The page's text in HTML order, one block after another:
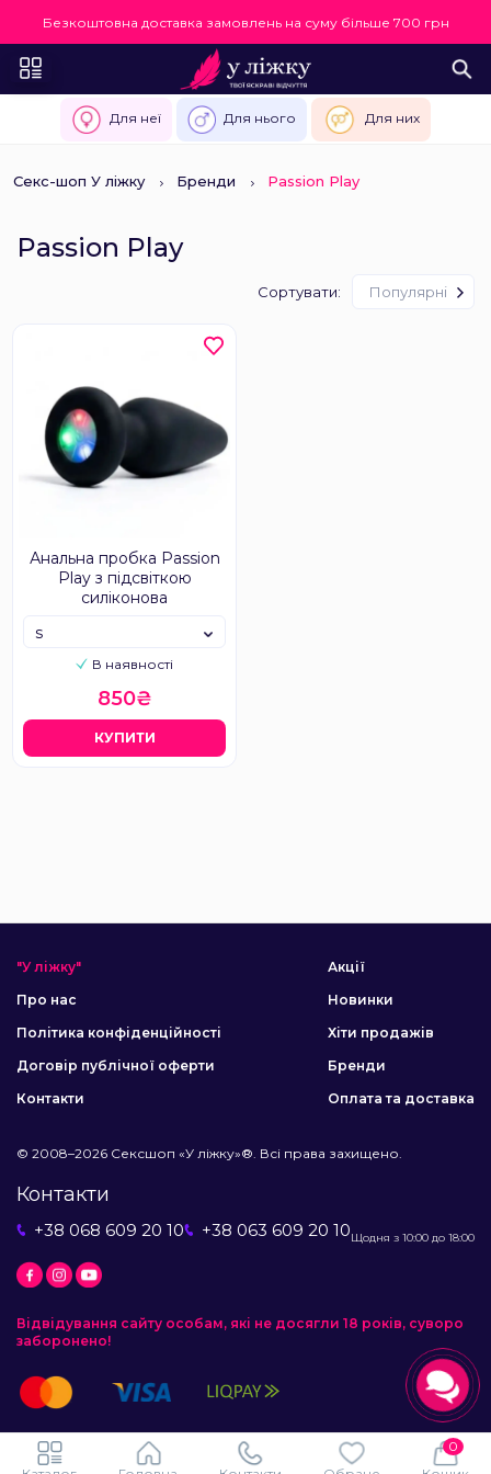
Безкоштовна доставка замовлень на суму більше 700 грн
Для неї Для нього Для них
Секс-шоп У ліжку Бренди Passion Play
Passion Play
Сортувати: Популярні
Анальна пробка Passion
Play з підсвіткою
силіконова
В наявності
s
850₴
КУПИТИ
"У ліжку"
Про нас
Політика конфіденційності
Договір публічної оферти
Контакти
Акції
Новинки
Хіти продажів
Бренди
Оплата та доставка
© 2008–2026 Сексшоп «У ліжку»®. Всі права захищено.
Контакти
+38 068 609 20 10 +38 063 609 20 10Щодня з 10:00 до 18:00
Відвідування сайту особам, які не досягли 18 років, суворо
заборонено!
0